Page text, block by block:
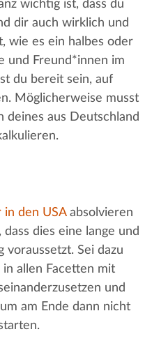
wichtig ist, dass du
dir auch wirklich und
wie es ein halbes oder
und Freund*innen im
du bereit sein, auf
Möglicherweise musst
deines aus Deutschland
in den USAabsolvieren
dies eine lange und
voraussetzt. Sei dazu
allen Facetten mit
und
am Ende dann nicht